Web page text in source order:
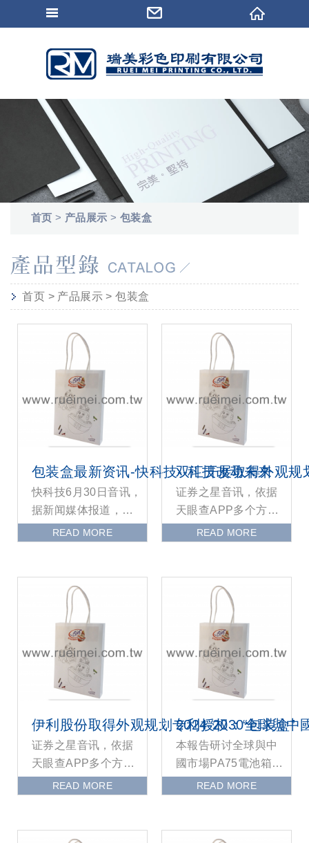
首页 > 产品展示 > 包装盒
首页 > 产品展示 >包装盒
包装盒最新资讯-快科技--科技改动未来
快科技6月30日音讯，
据新闻媒体报道，
《约束快递过度包装
要求》（GB 45186-
READ MORE
双汇开展取得外观规
证券之星音讯，依据
天眼查APP多个方面
数据显现双汇开展
（000895）新取得一
READ MORE
伊利股份取得外观规划专利授权：“包装盒”
证券之星音讯，依据
天眼查APP多个方面
数据显现伊利股份
（600887）新取得一
READ MORE
2024-2030全球與中
本報告研讨全球與中
國市場PA75電池箱的
產能、產量、銷量、
銷售額、價格及未來
READ MORE